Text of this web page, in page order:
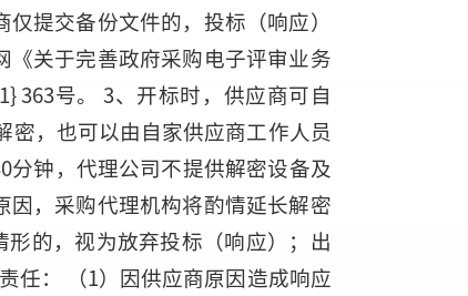
提交备份文件的，投标（响应）
《关于完善政府采购电子评审业务
363号。 3、开标时，供应商可自
密，也可以由自家供应商工作人员
分钟，代理公司不提供解密设备及
因，采购代理机构将酌情延长解密
形的，视为放弃投标（响应）；出
任： （1）因供应商原因造成响应